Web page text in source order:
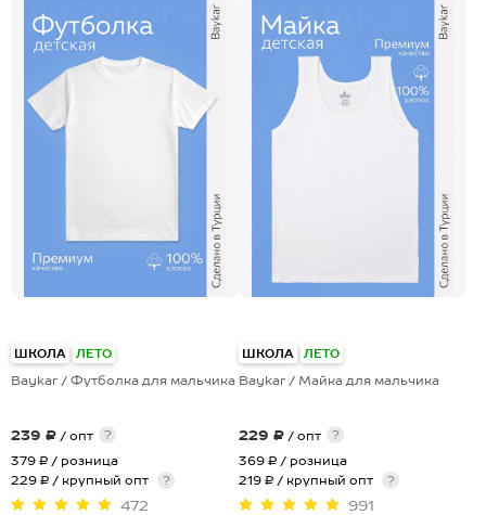
ШКОЛА ЛЕТО
Baykar / Футболка для мальчика
239 ₽ / опт
?
379 ₽ / розница
229 ₽ / крупный опт
?
472
ШКОЛА ЛЕТО
Baykar / Майка для мальчика
229 ₽ / опт
?
369 ₽ / розница
219 ₽ / крупный опт
?
991